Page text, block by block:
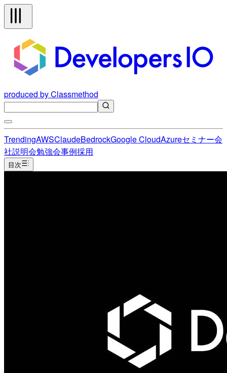
produced by Classmethod
TrendingAWSClaudeBedrockGoogle CloudAzureセミナー会
社説明会勉強会事例採用
目次